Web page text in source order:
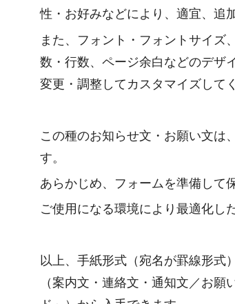
性・お好みなどにより、適宜、追
また、フォント・フォントサイズ
数・行数、ページ余白などのデザ
変更・調整してカスタマイズして
この種のお知らせ文・お願い文は
す。
あらかじめ、フォームを準備して
ご使用になる環境により最適化し
以上、手紙形式（宛名が罫線形式
（案内文・連絡文・通知文／お